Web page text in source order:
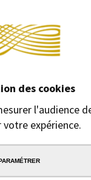
des cookies
l'audience
expérience.
sur
".